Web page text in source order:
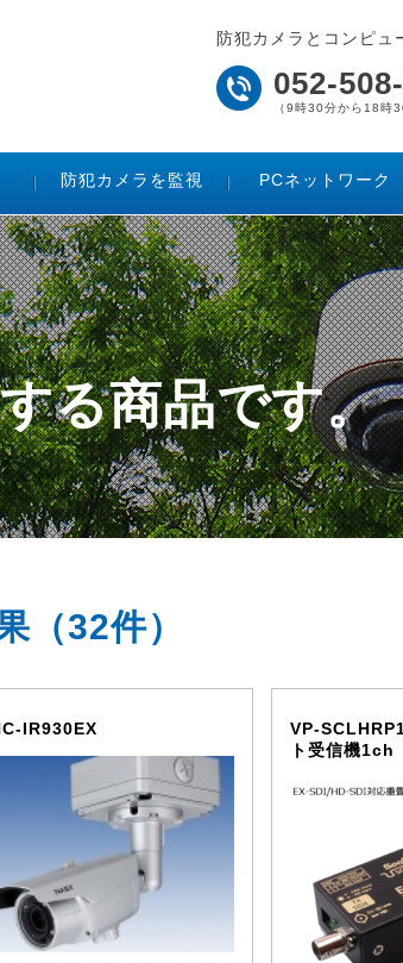
防犯カメラとコンピュ
052-
（9時30分から18時
防犯カメラを監視 PCネットワーク
る商品です。
（32件）
IR930EX
VP-
ト受信機1ch